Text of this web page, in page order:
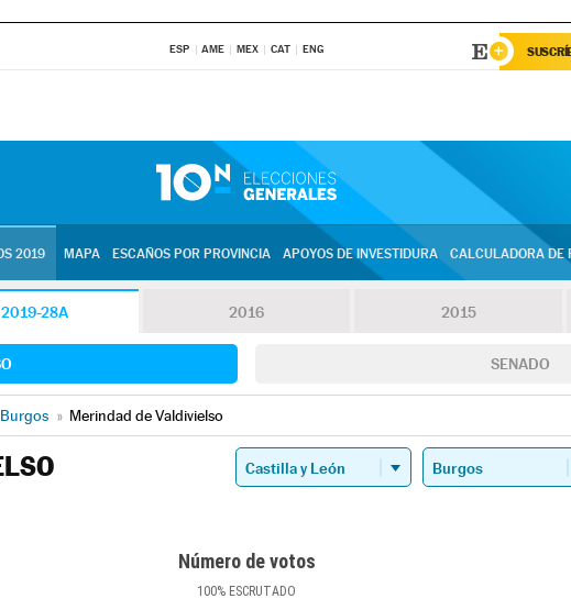
ESP AME MEX CAT ENG
2019 MAPA ESCAÑOS POR PROVINCIA APOYOS DE INVESTIDURA CALCULADORA DE
2019-28A 2016 2015
SENADO
Burgos » Merindad de Valdivielso
Número de votos
100% ESCRUTADO